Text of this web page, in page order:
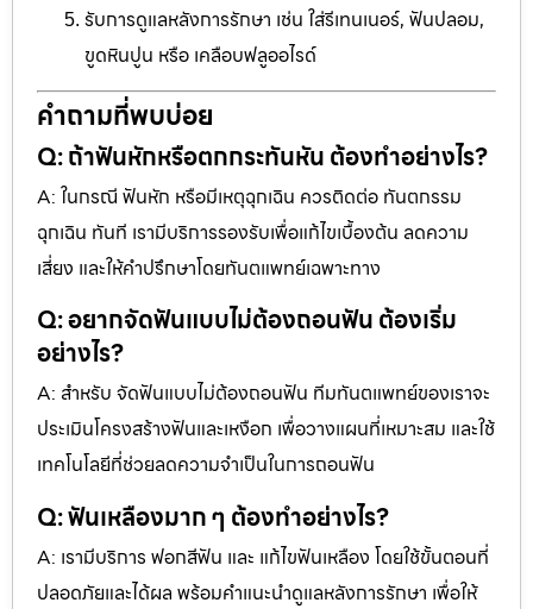
รับการดูแลหลังการรักษา เช่น ใส่รีเทนเนอร์, ฟันปลอม,
ขูดหินปูน หรือ เคลือบฟลูออไรด์
คำถามที่พบบ่อย
Q: ถ้าฟันหักหรือตกกระทันหัน ต้องทำอย่างไร?
A: ในกรณี ฟันหัก หรือมีเหตุฉุกเฉิน ควรติดต่อ ทันตกรรม
ฉุกเฉิน ทันที เรามีบริการรองรับเพื่อแก้ไขเบื้องต้น ลดความ
เสี่ยง และให้คำปรึกษาโดยทันตแพทย์เฉพาะทาง
Q: อยากจัดฟันแบบไม่ต้องถอนฟัน ต้องเริ่ม
อย่างไร?
A: สำหรับ จัดฟันแบบไม่ต้องถอนฟัน ทีมทันตแพทย์ของเราจะ
ประเมินโครงสร้างฟันและเหงือก เพื่อวางแผนที่เหมาะสม และใช้
เทคโนโลยีที่ช่วยลดความจำเป็นในการถอนฟัน
Q: ฟันเหลืองมาก ๆ ต้องทำอย่างไร?
A: เรามีบริการ ฟอกสีฟัน และ แก้ไขฟันเหลือง โดยใช้ขั้นตอนที่
ปลอดภัยและได้ผล พร้อมคำแนะนำดูแลหลังการรักษา เพื่อให้